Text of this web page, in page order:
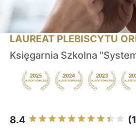
LAUREAT PLEBISCYTU
Księgarnia Szkolna
8.4